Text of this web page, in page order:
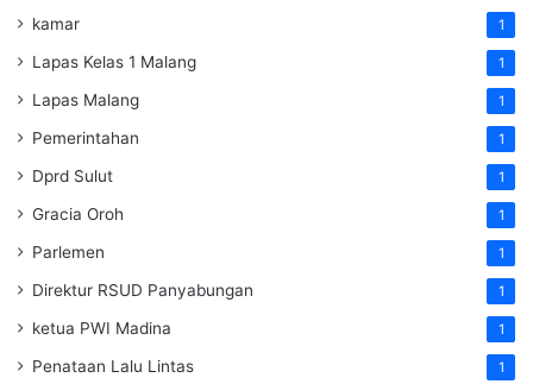
kamar 1
Lapas Kelas 1 Malang 1
Lapas Malang 1
Pemerintahan 1
Dprd Sulut 1
Gracia Oroh 1
Parlemen 1
Direktur RSUD Panyabungan 1
ketua PWI Madina 1
Penataan Lalu Lintas 1